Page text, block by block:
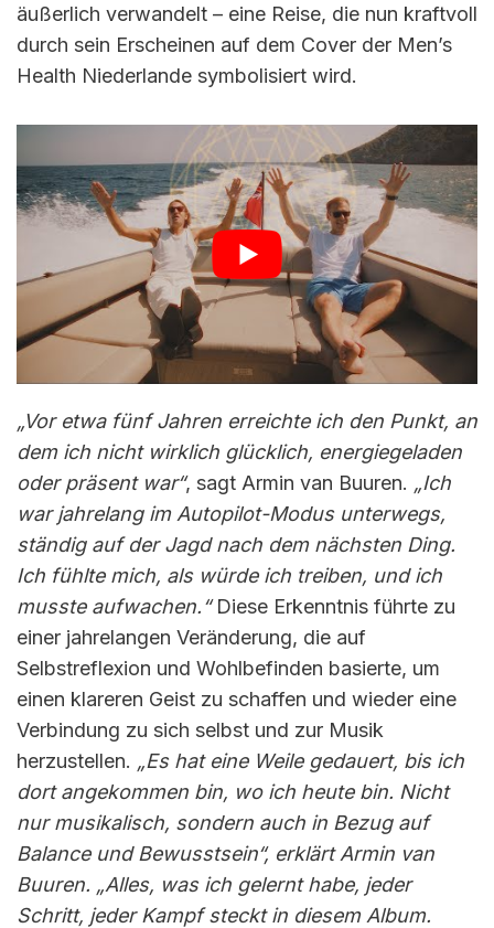
äußerlich verwandelt – eine Reise, die nun kraftvoll
durch sein Erscheinen auf dem Cover der Men’s
Health Niederlande symbolisiert wird.
„Vor etwa fünf Jahren erreichte ich den Punkt, an
dem ich nicht wirklich glücklich, energiegeladen
oder präsent war“, sagt Armin van Buuren. „Ich
war jahrelang im Autopilot-Modus unterwegs,
ständig auf der Jagd nach dem nächsten Ding.
Ich fühlte mich, als würde ich treiben, und ich
musste aufwachen.“Diese Erkenntnis führte zu
einer jahrelangen Veränderung, die auf
Selbstreflexion und Wohlbefinden basierte, um
einen klareren Geist zu schaffen und wieder eine
Verbindung zu sich selbst und zur Musik
herzustellen. „Es hat eine Weile gedauert, bis ich
dort angekommen bin, wo ich heute bin. Nicht
nur musikalisch, sondern auch in Bezug auf
Balance und Bewusstsein“, erklärt Armin van
Buuren. „Alles, was ich gelernt habe, jeder
Schritt, jeder Kampf steckt in diesem Album.